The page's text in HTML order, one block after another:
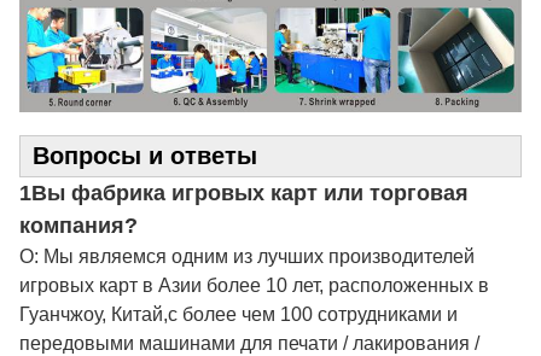
Вопросы и ответы
1Вы фабрика игровых карт или торговая
компания?
О: Мы являемся одним из лучших производителей
игровых карт в Азии более 10 лет, расположенных в
Гуанчжоу, Китай,с более чем 100 сотрудниками и
передовыми машинами для печати / лакирования /